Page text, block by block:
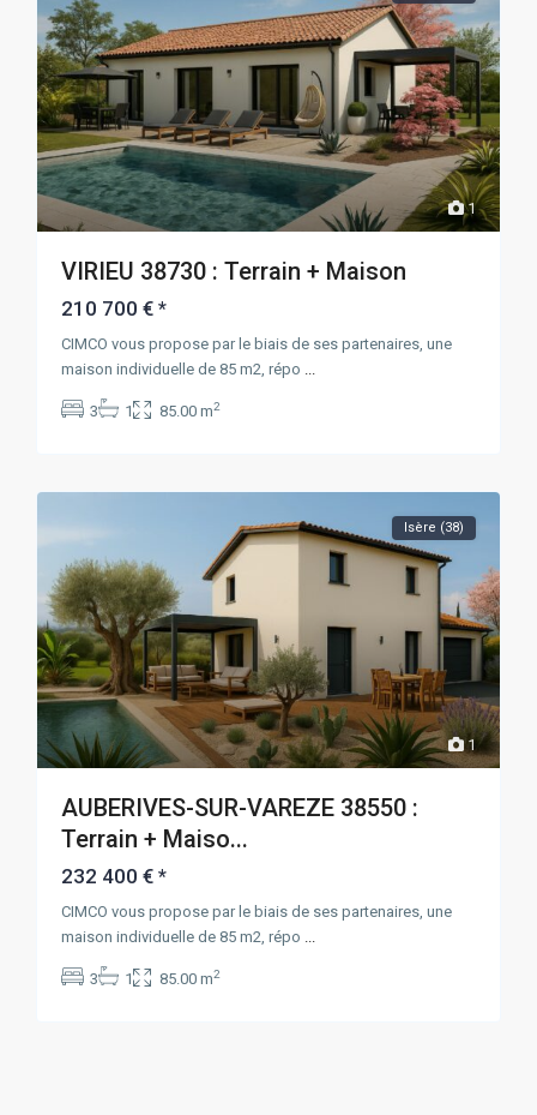
1
VIRIEU 38730 : Terrain + Maison
210 700 €*
CIMCO vous propose par le biais de ses partenaires, une
maison individuelle de 85 m2, répo
3 1 85.00 m2
1
Isère (38)
AUBERIVES-SUR-VAREZE 38550 :
Terrain + Maiso...
232 400 €*
CIMCO vous propose par le biais de ses partenaires, une
maison individuelle de 85 m2, répo
3 1 85.00 m2